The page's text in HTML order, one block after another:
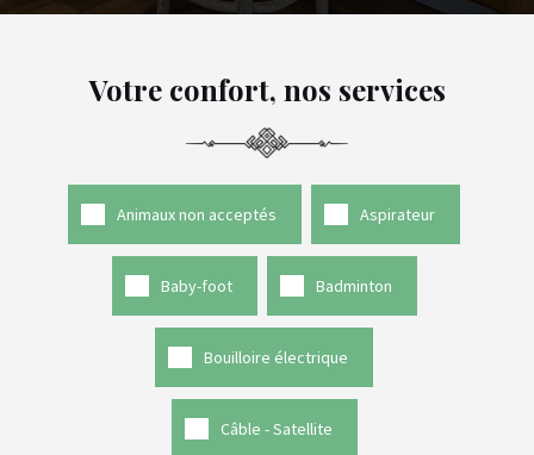
Votre confort, nos services
Animaux non acceptés Aspirateur
Baby-foot Badminton
Bouilloire électrique
Câble - Satellite